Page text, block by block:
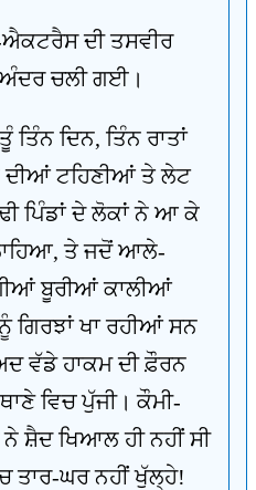
ਐਕਟਰੈਸ ਦੀ ਤਸਵੀਰ
ਅੰਦਰ ਚਲੀ ਗਈ।
ਤਿੰਨ ਦਿਨ, ਤਿੰਨ ਰਾਤਾਂ
ਦੀਆਂ ਟਹਿਣੀਆਂ ਤੇ ਲੇਟ
ਪਿੰਡਾਂ ਦੇ ਲੋਕਾਂ ਨੇ ਆ ਕੇ
ਤੇ ਜਦੋਂ ਆਲੇ-
ਬੂਰੀਆਂ ਕਾਲੀਆਂ
ਗਿਰਝਾਂ ਖਾ ਰਹੀਆਂ ਸਨ
ਵੱਡੇ ਹਾਕਮ ਦੀ ਫ਼ੌਰਨ
ਵਿਚ ਪੁੱਜੀ। ਕੌਮੀ-
ਸ਼ੈਦ ਖਿਆਲ ਹੀ ਨਹੀਂ ਸੀ
ਤਾਰ-ਘਰ ਨਹੀਂ ਖੁੱਲ੍ਹੇ!